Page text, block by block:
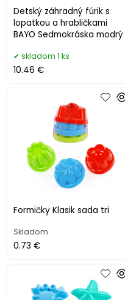
Detský záhradný fúrik s
lopatkou a hrabličkami
BAYO Sedmokráska modrý
skladom 1 ks
10.46 €
Formičky Klasik sada tri
Skladom
0.73 €